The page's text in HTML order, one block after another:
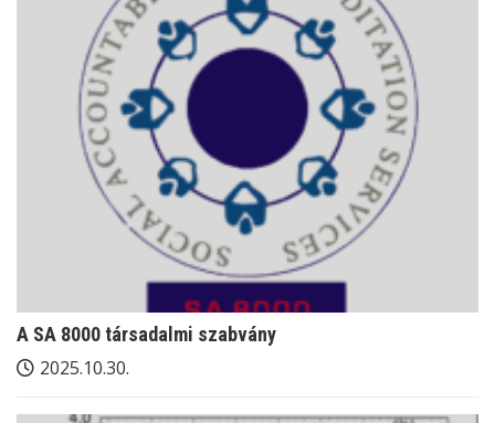
A SA 8000 társadalmi szabvány
2025.10.30.